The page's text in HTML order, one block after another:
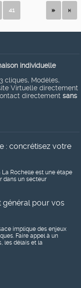
41
individuelle
cliques, Modèles,
Virtuelle directement
directement sans
: concrétisez votre
Rochelle est une étape
dans un secteur
général pour vos
implique des enjeux
Faire appel à un
les délais et la